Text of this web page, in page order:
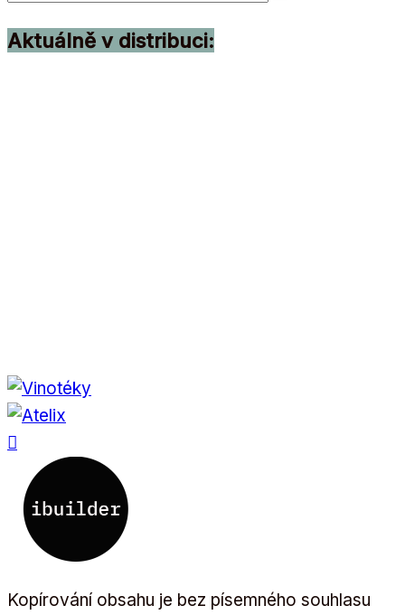
Aktuálně v distribuci:
Kopírování obsahu je bez písemného souhlasu